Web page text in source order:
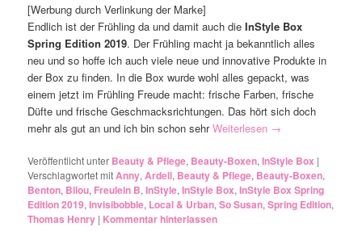
[Werbung durch Verlinkung der Marke]
Endlich ist der Frühling da und damit auch die InStyle Box
Spring Edition 2019. Der Frühling macht ja bekanntlich alles
neu und so hoffe ich auch viele neue und innovative Produkte in
der Box zu finden. In die Box wurde wohl alles gepackt, was
einem jetzt im Frühling Freude macht: frische Farben, frische
Düfte und frische Geschmacksrichtungen. Das hört sich doch
mehr als gut an und ich bin schon sehrWeiterlesen →
Veröffentlicht unter Beauty & Pflege, Beauty-Boxen,InStyle Box |
Verschlagwortet mitAnny,Ardell, Beauty & Pflege, Beauty-Boxen,
Benton, Bilou, Freulein B,InStyle,InStyle Box,InStyle Box Spring
Edition 2019,Invisibobble, Local & Urban,So Susan,Spring Edition,
Thomas Henry | Kommentar hinterlassen